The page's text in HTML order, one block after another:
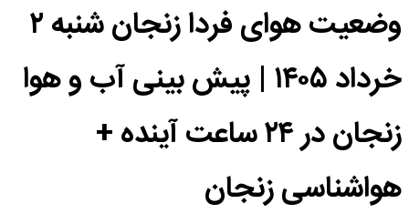
وضعیت هوای فردا زنجان شنبه ۲
خرداد ۱۴۰۵ | پیش بینی آب و هوا
زنجان در ۲۴ ساعت آینده +
هواشناسی زنجان